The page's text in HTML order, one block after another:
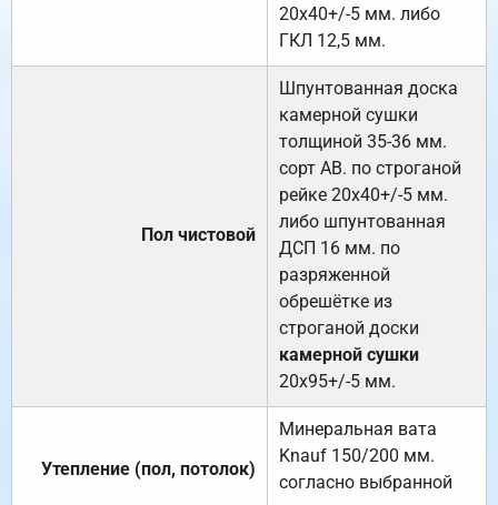
20х40+/-5 мм. либо
ГКЛ 12,5 мм.
Пол чистовой
Шпунтованная доска
камерной сушки
толщиной 35-36 мм.
сорт АВ. по строганой
рейке 20х40+/-5 мм.
либо шпунтованная
ДСП 16 мм. по
разряженной
обрешётке из
строганой доски
камерной сушки
20х95+/-5 мм.
Утепление (пол, потолок)
Минеральная вата
Knauf 150/200 мм.
согласно выбранной